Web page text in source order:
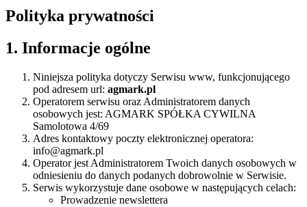
Polityka prywatności
1. Informacje ogólne
Niniejsza polityka dotyczy Serwisu www, funkcjonującego
pod adresem url: agmark.pl
Operatorem serwisu oraz Administratorem danych
osobowych jest: AGMARK SPÓŁKA CYWILNA
Samolotowa 4/69
Adres kontaktowy poczty elektronicznej operatora:
info@agmark.pl
Operator jest Administratorem Twoich danych osobowych w
odniesieniu do danych podanych dobrowolnie w Serwisie.
Serwis wykorzystuje dane osobowe w następujących celach:
Prowadzenie newslettera